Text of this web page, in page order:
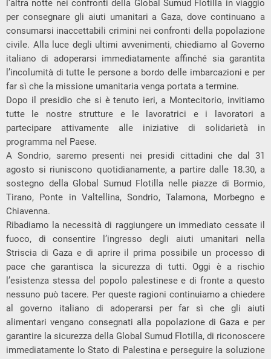
l’altra notte nei confronti della Global Sumud Flotilla in viaggio
per consegnare gli aiuti umanitari a Gaza, dove continuano a
consumarsi inaccettabili crimini nei confronti della popolazione
civile. Alla luce degli ultimi avvenimenti, chiediamo al Governo
italiano di adoperarsi immediatamente affinché sia garantita
l’incolumità di tutte le persone a bordo delle imbarcazioni e per
far sì che la missione umanitaria venga portata a termine.
Dopo il presidio che si è tenuto ieri, a Montecitorio, invitiamo
tutte le nostre strutture e le lavoratrici e i lavoratori a
partecipare attivamente alle iniziative di solidarietà in
programma nel Paese.
A Sondrio, saremo presenti nei presidi cittadini che dal 31
agosto si riuniscono quotidianamente, a partire dalle 18.30, a
sostegno della Global Sumud Flotilla nelle piazze di Bormio,
Tirano, Ponte in Valtellina, Sondrio, Talamona, Morbegno e
Chiavenna.
Ribadiamo la necessità di raggiungere un immediato cessate il
fuoco, di consentire l’ingresso degli aiuti umanitari nella
Striscia di Gaza e di aprire il prima possibile un processo di
pace che garantisca la sicurezza di tutti. Oggi è a rischio
l’esistenza stessa del popolo palestinese e di fronte a questo
nessuno può tacere. Per queste ragioni continuiamo a chiedere
al governo italiano di adoperarsi per far sì che gli aiuti
alimentari vengano consegnati alla popolazione di Gaza e per
garantire la sicurezza della Global Sumud Flotilla, di riconoscere
immediatamente lo Stato di Palestina e perseguire la soluzione